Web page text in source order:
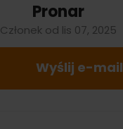
Pronar
Członek od lis 07, 2025
Wyślij e-mail